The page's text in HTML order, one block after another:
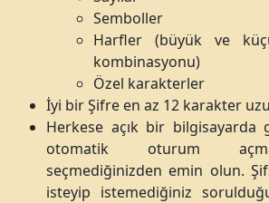
Semboller
Harfler (büyük ve
kombinasyonu)
Özel karakterler
İyi bir Şifre en az 12 karakter
Herkese açık bir bilgisayarda
otomatik oturum
seçmediğinizden emin olun.
isteyip istemediğiniz